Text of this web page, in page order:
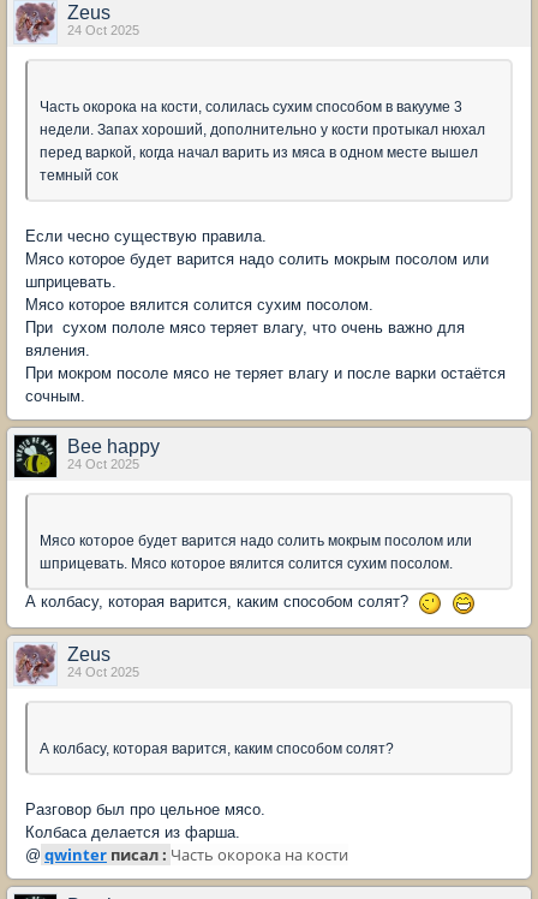
Zeus
24 Oct 2025
Часть окорока на кости, солилась сухим способом в вакууме 3
недели. Запах хороший, дополнительно у кости протыкал нюхал
перед варкой, когда начал варить из мяса в одном месте вышел
темный сок
Если чесно существую правила.
Мясо которое будет варится надо солить мокрым посолом или
шприцевать.
Мясо которое вялится солится сухим посолом.
При сухом пололе мясо теряет влагу, что очень важно для
вяления.
При мокром посоле мясо не теряет влагу и после варки остаётся
сочным.
Bee happy
24 Oct 2025
Мясо которое будет варится надо солить мокрым посолом или
шприцевать. Мясо которое вялится солится сухим посолом.
А колбасу, которая варится, каким способом солят?
Zeus
24 Oct 2025
А колбасу, которая варится, каким способом солят?
Разговор был про цельное мясо.
Колбаса делается из фарша.
@ qwinter писал : Часть окорока на кости